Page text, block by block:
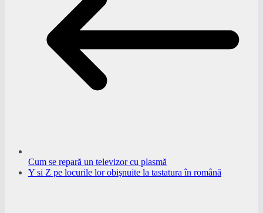
Cum se repară un televizor cu plasmă
Y si Z pe locurile lor obişnuite la tastatura în română